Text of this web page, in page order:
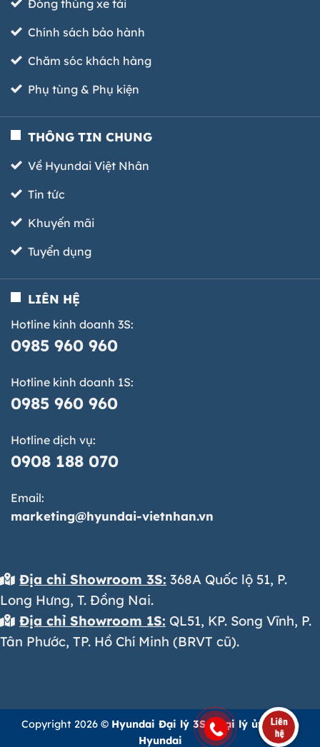
Đóng thùng xe tải
Chính sách bảo hành
Chăm sóc khách hàng
Phụ tùng & Phụ kiện
THÔNG TIN CHUNG
Về Hyundai Việt Nhân
Tin tức
Khuyến mãi
Tuyển dụng
LIÊN HỆ
Hotline kinh doanh 3S:
0985 960 960
Hotline kinh doanh 1S:
0985 960 960
Hotline dịch vụ:
0908 188 070
Email:
marketing@hyundai-vietnhan.vn
Địa chỉ Showroom 3S: 368A Quốc lộ 51, P.
Long Hưng, T. Đồng Nai.
Địa chỉ Showroom 1S: QL51, KP. Song Vĩnh, P.
Tân Phước, TP. Hồ Chí Minh (BRVT cũ).
Copyright 2026 © Hyundai Đại lý 3S - Đại lý ủy quyền
Hyundai